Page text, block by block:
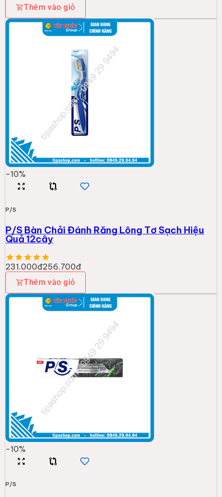
Thêm vào giỏ
-10%
P/S
P/S Bàn Chải Đánh Răng Lông Tơ Sạch Hiệu
Quả 12cây
231.000đ256.700đ
Thêm vào giỏ
-10%
P/S